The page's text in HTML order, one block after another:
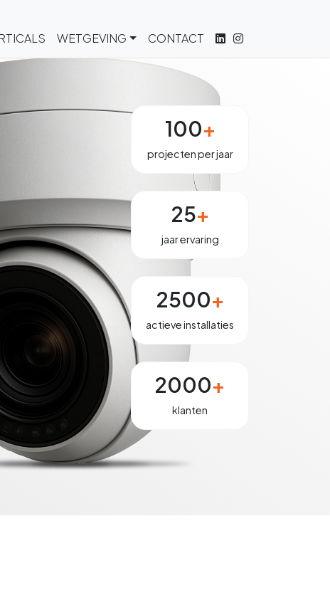
WETGEVING CONTACT
100+
projecten per jaar
25+
jaar ervaring
2500+
actieve installaties
2000+
klanten